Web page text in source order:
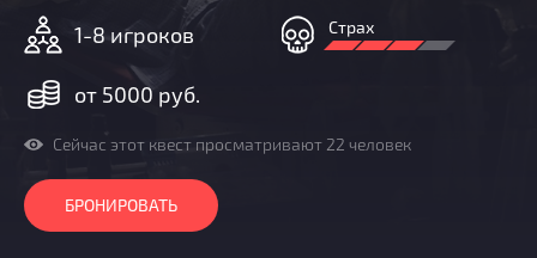
Добавить квест
1-8 игроков
от 5000 руб.
Страх
Сейчас этот квест просматривают 22 человек
БРОНИРОВАТЬ